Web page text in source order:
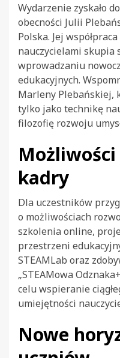
Wydarzenie zyskało
obecności Julii
Polska. Jej
nauczycielami skupia
wprowadzaniu
edukacyjnych.
Marleny Plebańskiej,
tylko jako technikę
filozofię rozwoju
kadry
Dla uczestników
o możliwościach
szkolenia online,
przestrzeni
STEAMLab oraz
„STEAMowa
celu wspieranie
umiejętności
Nowe